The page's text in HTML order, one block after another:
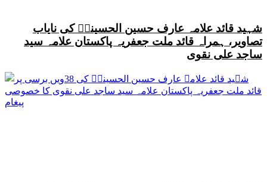
شہید قائد علامہ عارف حسین الحسینیؒ کی نایاب
تصاویر، ہمراہ قائد ملت جعفریہ پاکستان علامہ سید
ساجد علی نقوی